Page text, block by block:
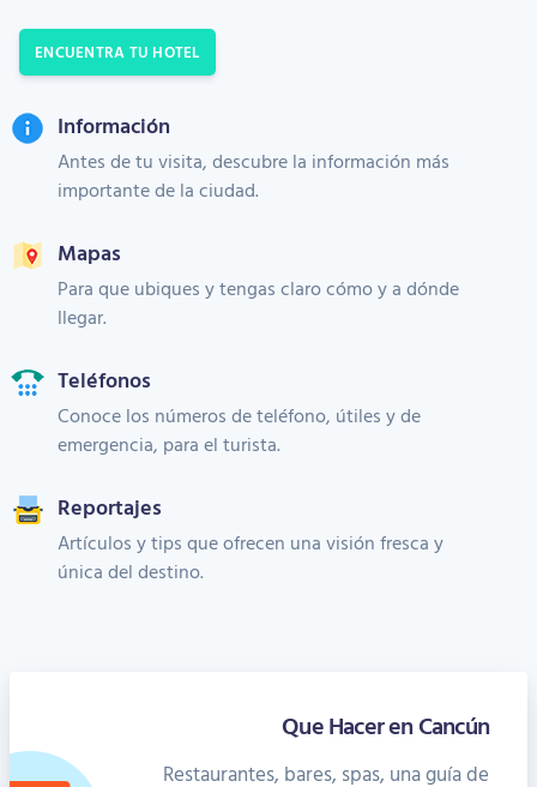
ENCUENTRA TU HOTEL
Información
Antes de tu visita, descubre la información más
importante de la ciudad.
Mapas
Para que ubiques y tengas claro cómo y a dónde
llegar.
Teléfonos
Conoce los números de teléfono, útiles y de
emergencia, para el turista.
Reportajes
Artículos y tips que ofrecen una visión fresca y
única del destino.
Que Hacer en Cancún
Restaurantes, bares, spas, una guía de